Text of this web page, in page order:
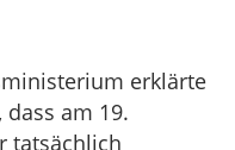
erklärte
am 19.
tatsächlich